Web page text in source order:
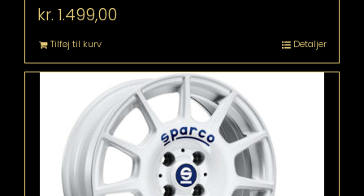
kr. 1.499,00
Tilføj til kurv Detaljer